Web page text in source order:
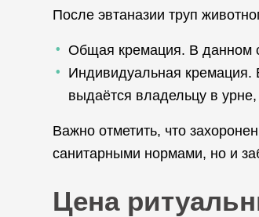
После эвтаназии труп
Общая кремация. В данном
Индивидуальная кремация.
выдаётся владельцу в
Важно отметить, что
санитарными нормами, но и
Цена